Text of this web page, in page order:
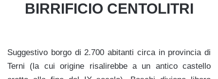
BIRRIFICIO CENTOLITRI
Suggestivo borgo di 2.700 abitanti circa in provincia di
Terni (la cui origine risalirebbe a un antico castello